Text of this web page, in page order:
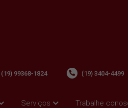
Serviços Trabalhe
(19) 99368-1824 (19) 3404-4499